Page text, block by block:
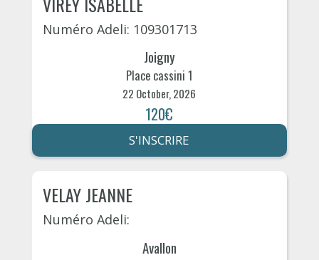
Numéro Adeli: 109301713
Joigny
Place cassini 1
22 October, 2026
120€
S'INSCRIRE
VELAY JEANNE
Numéro Adeli:
Avallon